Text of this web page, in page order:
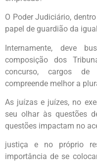
O Poder Judiciário,
papel de guardião da
Internamente, deve
composição dos
concurso, cargos
compreende melhor a
As juízas e juízes, no
seu olhar às questões
questões impactam no
justiça e no próprio
importância de se